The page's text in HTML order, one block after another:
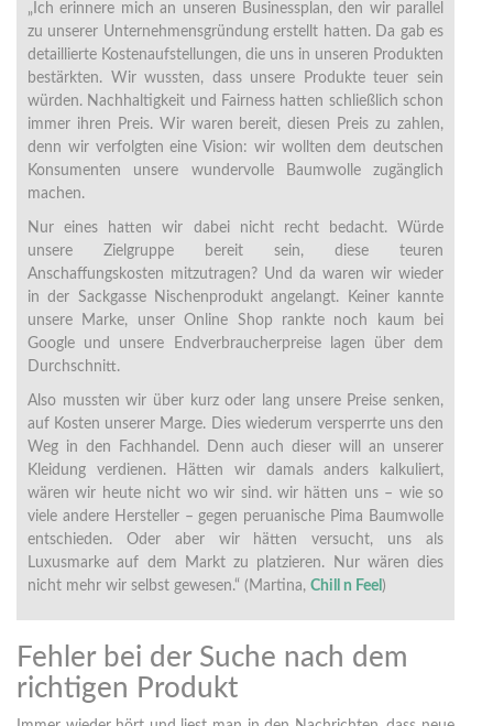
„Ich erinnere mich an unseren Businessplan, den wir parallel
zu unserer Unternehmensgründung erstellt hatten. Da gab es
detaillierte Kostenaufstellungen, die uns in unseren Produkten
bestärkten. Wir wussten, dass unsere Produkte teuer sein
würden. Nachhaltigkeit und Fairness hatten schließlich schon
immer ihren Preis. Wir waren bereit, diesen Preis zu zahlen,
denn wir verfolgten eine Vision: wir wollten dem deutschen
Konsumenten unsere wundervolle Baumwolle zugänglich
machen.
Nur eines hatten wir dabei nicht recht bedacht. Würde
unsere Zielgruppe bereit sein, diese teuren
Anschaffungskosten mitzutragen? Und da waren wir wieder
in der Sackgasse Nischenprodukt angelangt. Keiner kannte
unsere Marke, unser Online Shop rankte noch kaum bei
Google und unsere Endverbraucherpreise lagen über dem
Durchschnitt.
Also mussten wir über kurz oder lang unsere Preise senken,
auf Kosten unserer Marge. Dies wiederum versperrte uns den
Weg in den Fachhandel. Denn auch dieser will an unserer
Kleidung verdienen. Hätten wir damals anders kalkuliert,
wären wir heute nicht wo wir sind. wir hätten uns – wie so
viele andere Hersteller – gegen peruanische Pima Baumwolle
entschieden. Oder aber wir hätten versucht, uns als
Luxusmarke auf dem Markt zu platzieren. Nur wären dies
nicht mehr wir selbst gewesen.“ (Martina, Chill n Feel )
Fehler bei der Suche nach dem
richtigen Produkt